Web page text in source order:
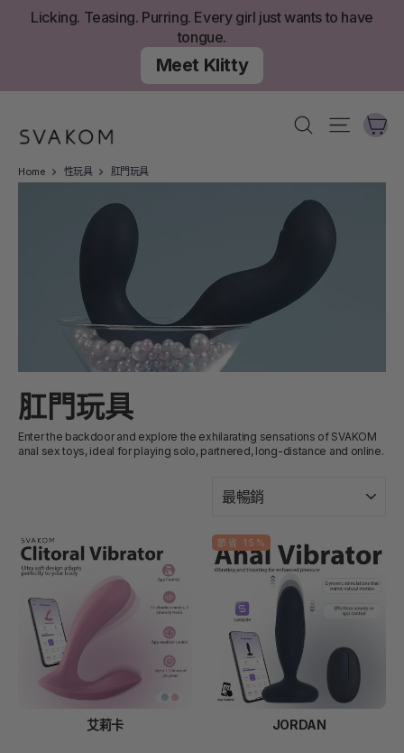
Licking. Teasing. Purring. Every girl just wants to have
tongue.
Meet Klitty
搜尋 網站導
Home 性玩具 肛門玩具
肛門玩具
Enter the backdoor and explore the exhilarating sensations of SVAKOM
anal sex toys, ideal for playing solo, partnered, long-distance and online.
類
艾莉卡
節省 15%
JORDAN